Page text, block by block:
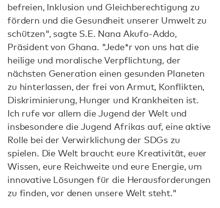
befreien, Inklusion und Gleichberechtigung zu
fördern und die Gesundheit unserer Umwelt zu
schützen", sagte S.E. Nana Akufo-Addo,
Präsident von Ghana. "Jede*r von uns hat die
heilige und moralische Verpflichtung, der
nächsten Generation einen gesunden Planeten
zu hinterlassen, der frei von Armut, Konflikten,
Diskriminierung, Hunger und Krankheiten ist.
Ich rufe vor allem die Jugend der Welt und
insbesondere die Jugend Afrikas auf, eine aktive
Rolle bei der Verwirklichung der SDGs zu
spielen. Die Welt braucht eure Kreativität, euer
Wissen, eure Reichweite und eure Energie, um
innovative Lösungen für die Herausforderungen
zu finden, vor denen unsere Welt steht."